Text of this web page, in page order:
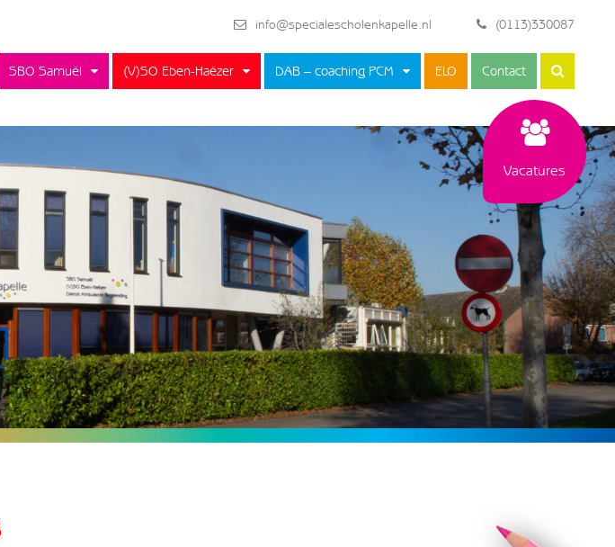
info@specialescholenkapelle.nl (0113)330087
SBO Samuël (V)SO Eben-Haëzer DAB – coaching PCM ELO Contact
Vacatures